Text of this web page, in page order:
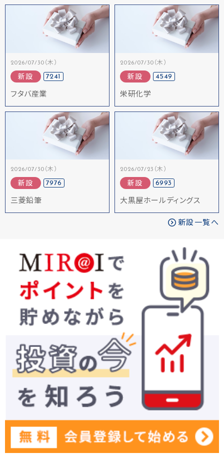
2026/07/30（木）
新設 7241
フタバ産業
2026/07/30（木）
新設 4549
栄研化学
2026/07/30（木）
新設 7976
三菱鉛筆
2026/07/23（木）
新設 6993
大黒屋ホールディングス
新設一覧へ